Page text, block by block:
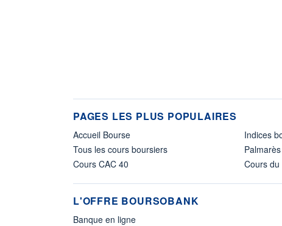
PAGES LES PLUS POPULAIRES
Accueil Bourse
Tous les cours boursiers
Cours CAC 40
Indices
Cours
L'OFFRE BOURSOBANK
Banque en ligne